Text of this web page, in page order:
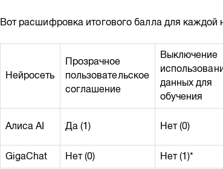
Вот расшифровка итогового балла для каждой
Нейросеть
Прозрачное
пользовательское
соглашение
Выключение
данных для
обучения
Алиса AI Да (1) Нет (0)
GigaChat Нет (0) Нет (1)*